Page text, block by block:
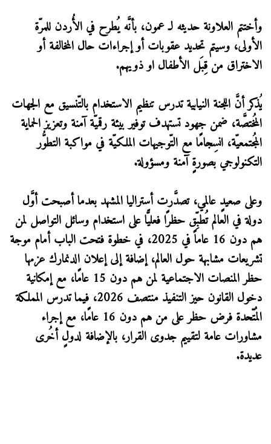
وأختتم العلاونة حديثه لـ عمون، بأنَّه يُطرح في الأُردن للمرّة
الأولى، وسيتم تحديد عقوبات أو إجراءات حال المخالفة أو
الاختراق من قِبَل الأطفال او ذويهم.
يُذكر أنَّ اللجنة النيابية تدرس تنظيم الاستخدام بالتّنسيق مع الجهات
المُختصَّة، ضمن جهود تستهدف توفير بيئة رقميّة آمنة وتعزيز الحماية
المُجتمعيّة، انسِجامًا مع التّوجيهات الملكيّة في مواكبة التطوُّر
التكنولوجي بصورةٍ آمنة ومسؤولة.
وعلى صعيدٍ عالمي، تصدَّرت أستراليا المشهد بعدما أصبحت أوَّل
دولة في العالم تُطبِّق حظرًا فعليًّا على استخدام وسائل التواصل لمن
هم دون 16 عاماً في 2025، في خطوة فتحت الباب أمام موجة
تشريعات مشابهة حول العالم، إضافة إلى إعلان الدنمارك عزمها
حظر المنصات الاجتماعية لمن هم دون 15 عامًا، مع إمكانية
دخول القانون حيز التنفيذ منتصف 2026، فيما تدرس المملكة
المُتّحدة فرض حظر على من هم دون 16 عامًا، مع إجراء
مشاورات عامة لتقييم جدوى القرار، بالإضافة لدولٍ أخُرى
عديدة.